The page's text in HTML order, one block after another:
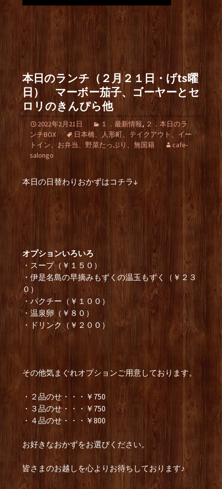
本日のランチ（２月２１日・げts曜
日） マーボー茄子、ゴーヤーとセ
ロリのきんぴら他
2022年2月21日 １．最新情報, ２．本日のラ
ンチBOX
日本橋、人形町、テイクアウト、イー
トイン、お弁当、野菜たっぷり、無国籍
cafe-
salongo
本日の日替わりおかずはコチラ↓
オプションいろいろ
・スープ（￥１５０）
・伊是名島の早摘みもずくの温玉もずく（￥２３
０）
・パクチー（￥１００）
・温泉卵（￥８０）
・ドリンク（￥２００）
その他気まぐれオプションご用意しております。
・２品のせ・・・￥750
・３品のせ・・・￥750
・４品のせ・・・￥800
お好きなおかずをお選びください。
皆さまのお越しを心よりお待ちしております♪